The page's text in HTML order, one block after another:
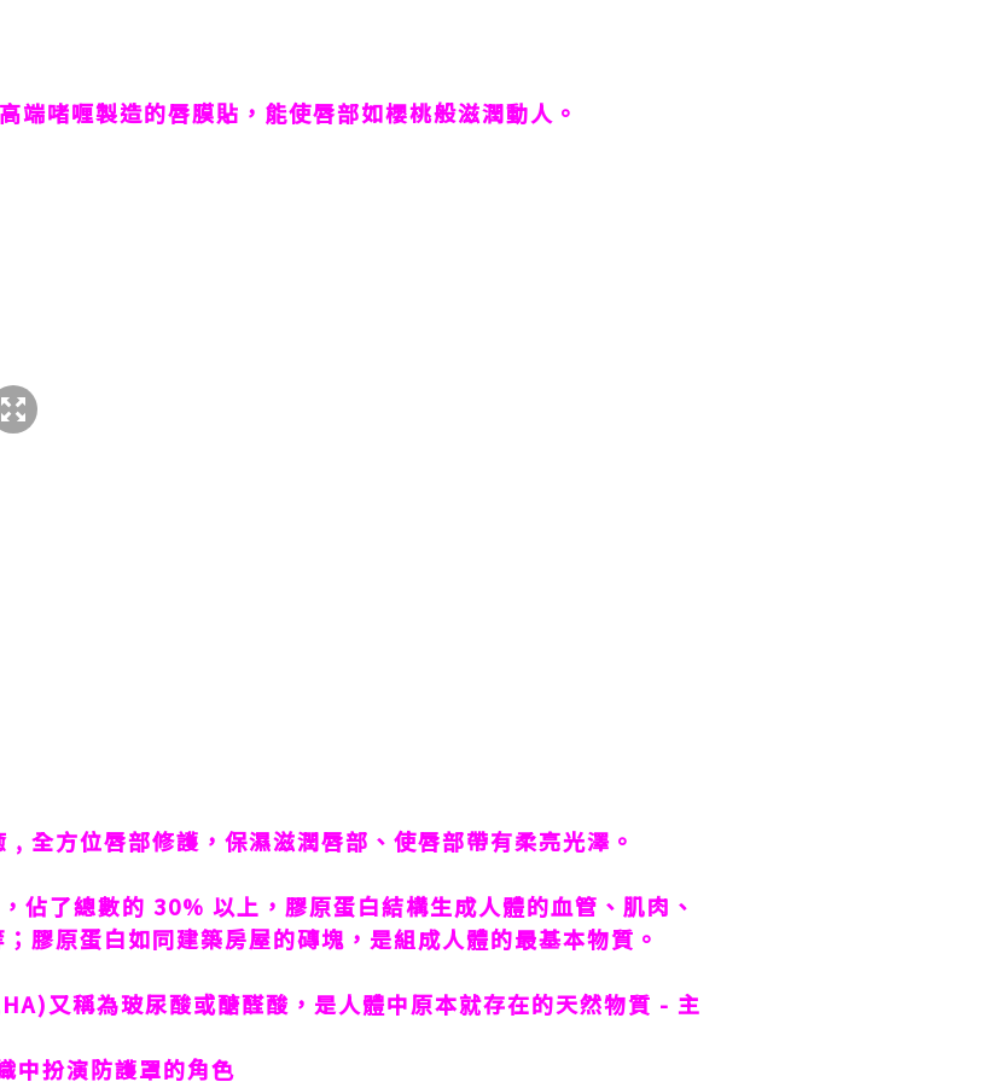
端啫喱製造的唇膜貼，能使唇部如櫻桃般滋潤動人。
, 全方位唇部修護，保濕滋潤唇部、使唇部帶有柔亮光澤。
佔了總數的 30% 以上，膠原蛋白結構生成人體的血管、肌肉、
膠原蛋白如同建築房屋的磚塊，是組成人體的最基本物質。
又稱為玻尿酸或醣醛酸，是人體中原本就存在的天然物質 - 主
中扮演防護罩的角色